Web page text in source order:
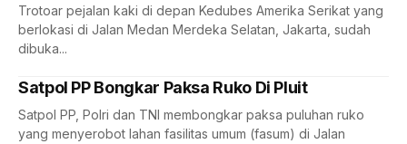
Trotoar pejalan kaki di depan Kedubes Amerika Serikat yang
berlokasi di Jalan Medan Merdeka Selatan, Jakarta, sudah
dibuka...
Satpol PP Bongkar Paksa Ruko Di Pluit
Satpol PP, Polri dan TNI membongkar paksa puluhan ruko
yang menyerobot lahan fasilitas umum (fasum) di Jalan